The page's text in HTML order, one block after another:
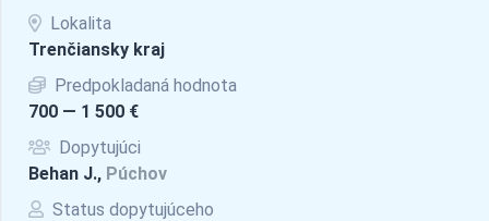
Lokalita
Trenčiansky kraj
Predpokladaná hodnota
700 — 1 500 €
Dopytujúci
Behan J., Púchov
Status dopytujúceho